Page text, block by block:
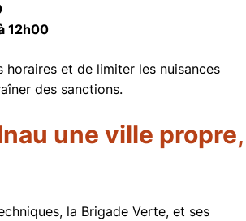
12h00
et de limiter les nuisances
des sanctions.
une ville propre,
la Brigade Verte, et ses